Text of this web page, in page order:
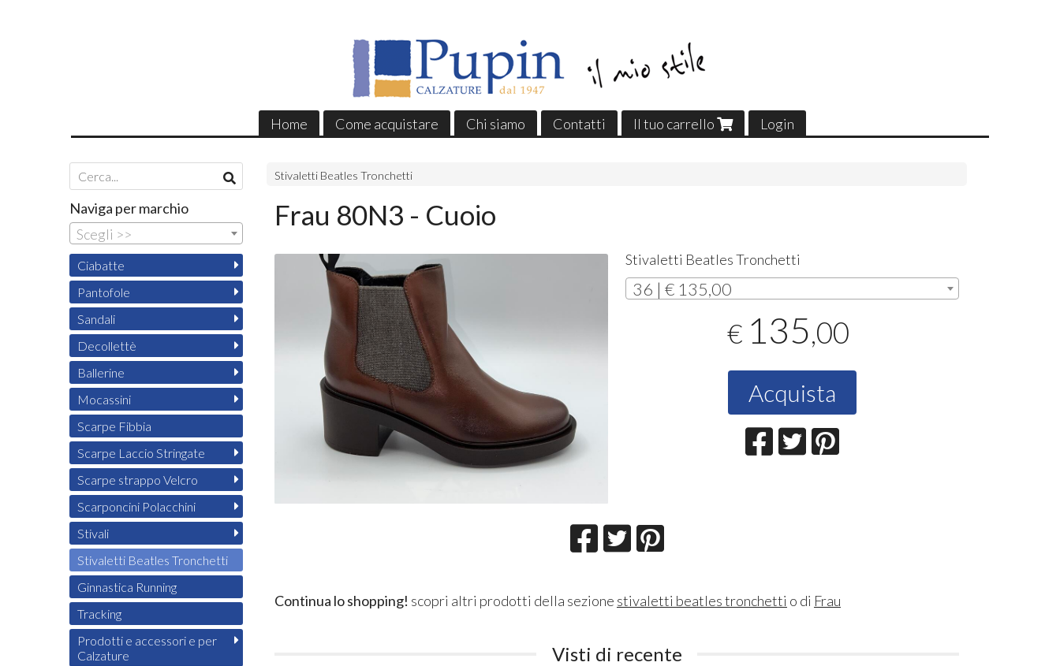
Home Come acquistare Chi siamo Contatti Il tuo carrello Login
Stivaletti Beatles Tronchetti
Frau 80N3 - Cuoio
Stivaletti Beatles Tronchetti
36 | € 135,00
€ 135,00
Acquista
Continua lo shopping! scopri altri prodotti della sezione stivaletti beatles tronchetti o di Frau
Visti di recente
Naviga per marchio
Scegli >>
Ciabatte
Pantofole
Sandali
Decollettè
Ballerine
Mocassini
Scarpe Fibbia
Scarpe Laccio Stringate
Scarpe strappo Velcro
Scarponcini Polacchini
Stivali
Stivaletti Beatles Tronchetti
Ginnastica Running
Tracking
Prodotti e accessori e per
Calzature